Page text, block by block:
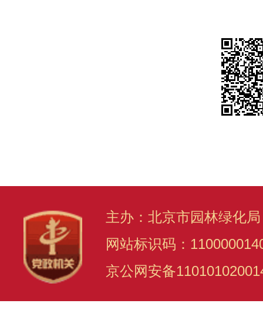
主办：北京市园林绿化
网站标识码：
京公网安备